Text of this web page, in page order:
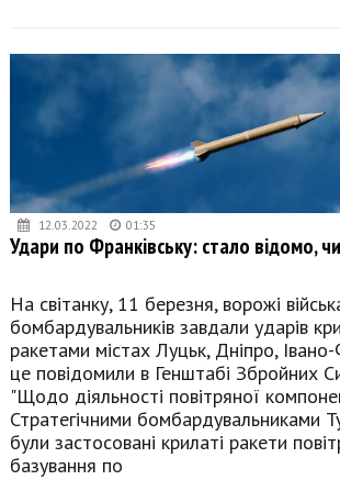
12.03.2022 01:35
Удари по Франківську: стало відомо,
На світанку, 11 березня, ворожі
бомбардувальників завдали ударів
ракетами містах Луцьк, Дніпро,
це повідомили в Генштабі Збройних
"Щодо діяльності повітряної
Стратегічними
були застосовані крилаті ракети
базування по